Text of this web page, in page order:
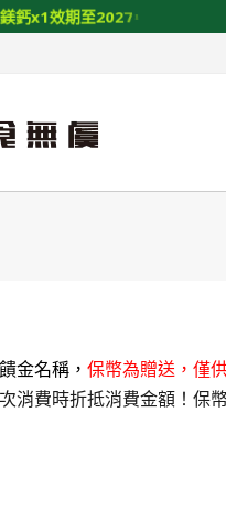
x1效期至2027/01
金名稱， 保幣為贈送，僅
消費時折抵消費金額！保